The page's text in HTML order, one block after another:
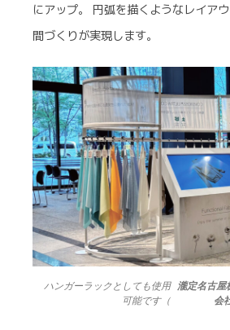
にアップ。 円弧を描くようなレイア
間づくりが実現します。
ハンガーラックとしても使用
可能です（
瀧定名古屋
会